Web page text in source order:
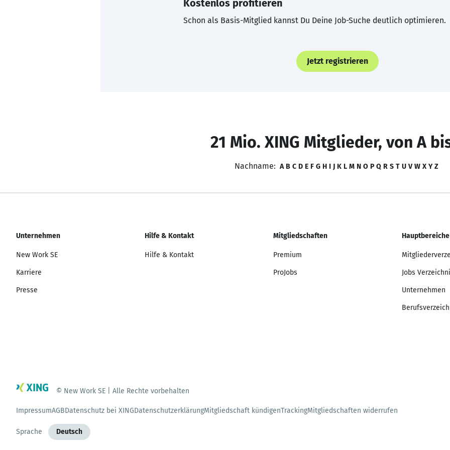
Kostenlos profitieren
Schon als Basis-Mitglied kannst Du Deine Job-Suche deutlich optimieren.
Jetzt registrieren
21 Mio. XING Mitglieder, von A
Nachname: A B C D E F G H I J K L M N O P Q R S T U V W X Y Z
Unternehmen
New Work SE
Karriere
Presse
Hilfe & Kontakt
Hilfe & Kontakt
Mitgliedschaften
Premium
ProJobs
Hauptbereiche
Jobs
Unternehmen
© New Work SE | Alle Rechte vorbehalten
ImpressumAGBDatenschutz bei XINGDatenschutzerklärungMitgliedschaft kündigenTrackingMitgliedschaften widerrufen
Sprache Deutsch